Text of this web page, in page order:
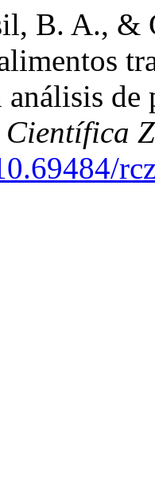
B. A., &
de
Científica